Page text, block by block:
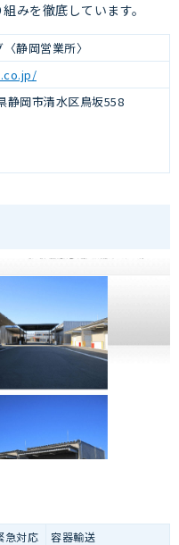
みを徹底しています。
静岡営業所〉
岡市清水区鳥坂558
急対応 容器輸送